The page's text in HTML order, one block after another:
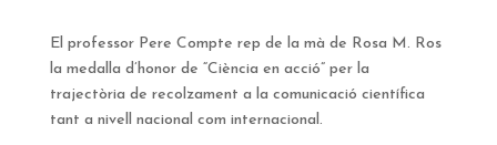
El professor Pere Compte rep de la mà de Rosa M. Ros
la medalla d’honor de “Ciència en acció” per la
trajectòria de recolzament a la comunicació científica
tant a nivell nacional com internacional.